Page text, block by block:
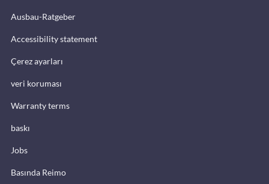
Ausbau-Ratgeber
Accessibility statement
Çerez ayarları
veri koruması
Warranty terms
baskı
Jobs
Basında Reimo